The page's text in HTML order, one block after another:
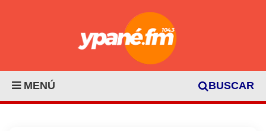
MENÚ BUSCAR